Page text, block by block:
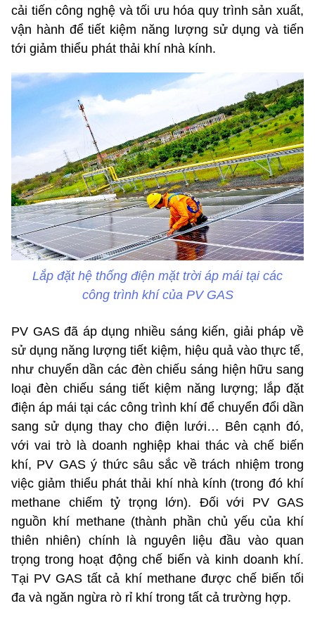
cải tiến công nghệ và tối ưu hóa quy trình sản xuất,
vận hành để tiết kiệm năng lượng sử dụng và tiến
tới giảm thiểu phát thải khí nhà kính.
Lắp đặt hệ thống điện mặt trời áp mái tại các
công trình khí của PV GAS
PV GAS đã áp dụng nhiều sáng kiến, giải pháp về
sử dụng năng lượng tiết kiệm, hiệu quả vào thực tế,
như chuyển dần các đèn chiếu sáng hiện hữu sang
loại đèn chiếu sáng tiết kiệm năng lượng; lắp đặt
điện áp mái tại các công trình khí để chuyển đổi dần
sang sử dụng thay cho điện lưới… Bên cạnh đó,
với vai trò là doanh nghiệp khai thác và chế biến
khí, PV GAS ý thức sâu sắc về trách nhiệm trong
việc giảm thiểu phát thải khí nhà kính (trong đó khí
methane chiếm tỷ trọng lớn). Đối với PV GAS
nguồn khí methane (thành phần chủ yếu của khí
thiên nhiên) chính là nguyên liệu đầu vào quan
trọng trong hoạt động chế biến và kinh doanh khí.
Tại PV GAS tất cả khí methane được chế biến tối
đa và ngăn ngừa rò rỉ khí trong tất cả trường hợp.